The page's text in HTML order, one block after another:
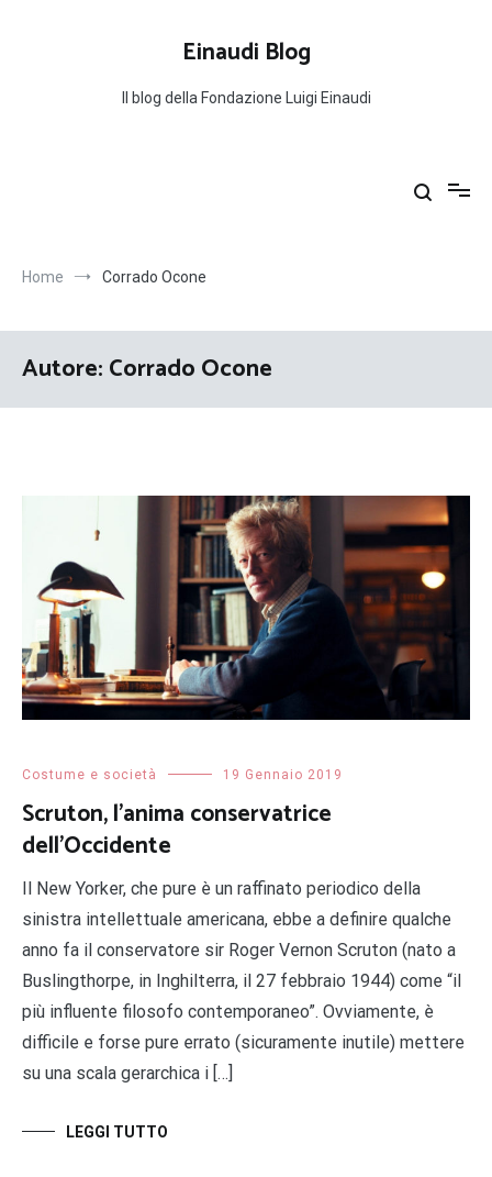
Einaudi Blog
Il blog della Fondazione Luigi Einaudi
Home Corrado Ocone
Autore:Corrado Ocone
Costume e società 19 Gennaio 2019
Scruton, l’anima conservatrice
dell’Occidente
Il New Yorker, che pure è un raffinato periodico della
sinistra intellettuale americana, ebbe a definire qualche
anno fa il conservatore sir Roger Vernon Scruton (nato a
Buslingthorpe, in Inghilterra, il 27 febbraio 1944) come “il
più influente filosofo contemporaneo”. Ovviamente, è
difficile e forse pure errato (sicuramente inutile) mettere
su una scala gerarchica i […]
LEGGI TUTTO